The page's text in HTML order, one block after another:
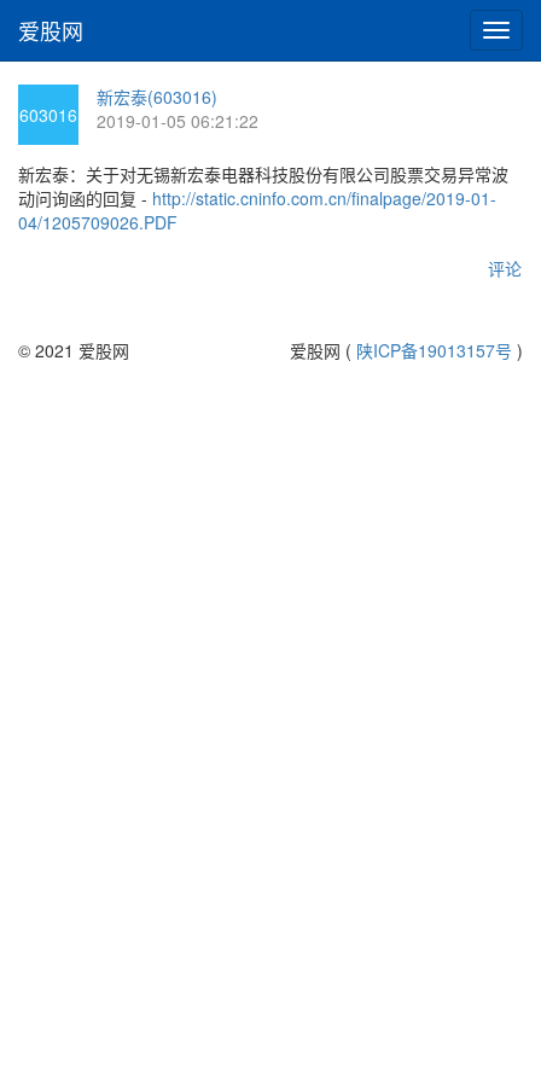
切
换
爱股网
603016
新宏泰(603016)
2019-01-05 06:21:22
新宏泰：关于对无锡新宏泰电器科技股份有限公司股票交易异常波
动问询函的回复 - http://static.cninfo.com.cn/finalpage/2019-01-
04/1205709026.PDF
评论
© 2021 爱股网 爱股网 ( 陕ICP备19013157号 )